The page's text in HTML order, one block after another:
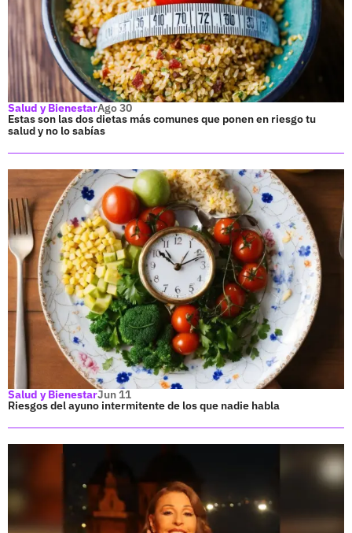
Salud y BienestarAgo 30
Estas son las dos dietas más comunes que ponen en riesgo tu
salud y no lo sabías
Salud y BienestarJun 11
Riesgos del ayuno intermitente de los que nadie habla